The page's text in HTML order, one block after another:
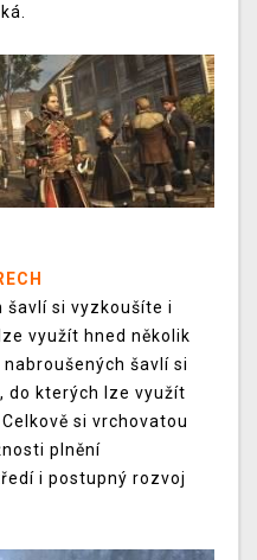
šavlí si vyzkoušíte i
využít hned několik
šavlí si
do kterých lze využít
si vrchovatou
plnění
i postupný rozvoj